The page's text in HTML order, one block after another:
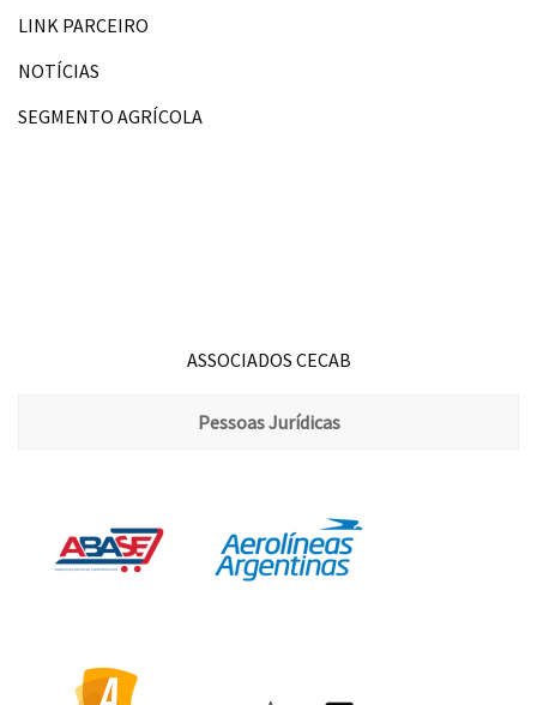
LINK PARCEIRO
NOTÍCIAS
SEGMENTO AGRÍCOLA
ASSOCIADOS CECAB
Pessoas Jurídicas